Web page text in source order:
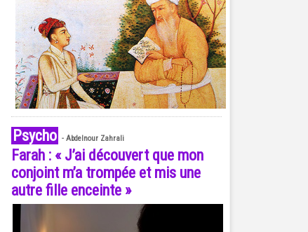
Psycho - Abdelnour Zahrali
Farah : « J’ai découvert que mon
conjoint m’a trompée et mis une
autre fille enceinte »